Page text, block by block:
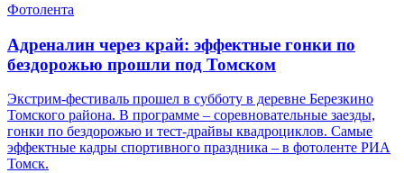
Фотолента
Адреналин через край: эффектные гонки по
бездорожью прошли под Томском
Экстрим-фестиваль прошел в субботу в деревне Березкино
Томского района. В программе – соревновательные заезды,
гонки по бездорожью и тест-драйвы квадроциклов. Самые
эффектные кадры спортивного праздника – в фотоленте РИА
Томск.